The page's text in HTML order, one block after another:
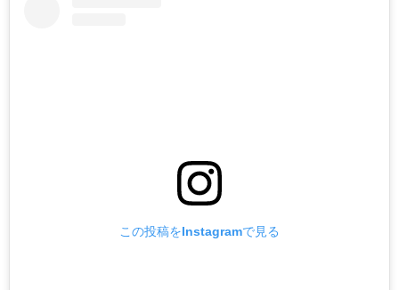
この投稿をInstagramで見る